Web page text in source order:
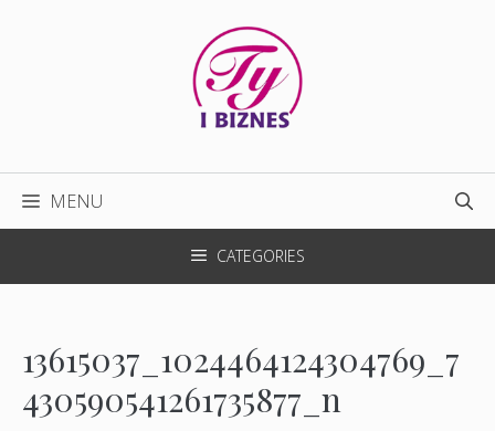
MENU
CATEGORIES
13615037_1024464124304769_7
430590541261735877_n